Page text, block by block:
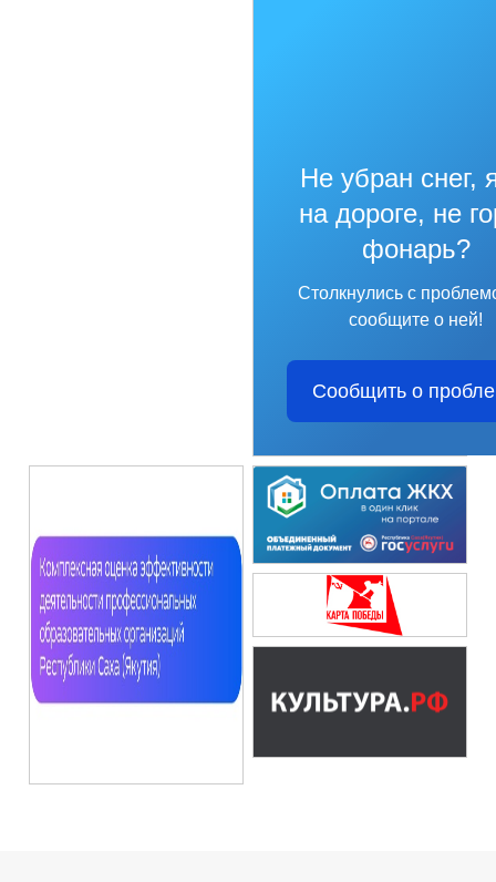
Не убран снег,
на дороге, не
фонарь?
Столкнулись с
сообщите о ней!
Сообщить о